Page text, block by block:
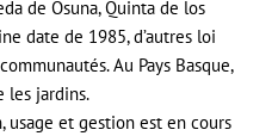
de Osuna, Quinta de los
date de 1985, d’autres loi
Au Pays Basque,
les jardins.
usage et gestion est en cours